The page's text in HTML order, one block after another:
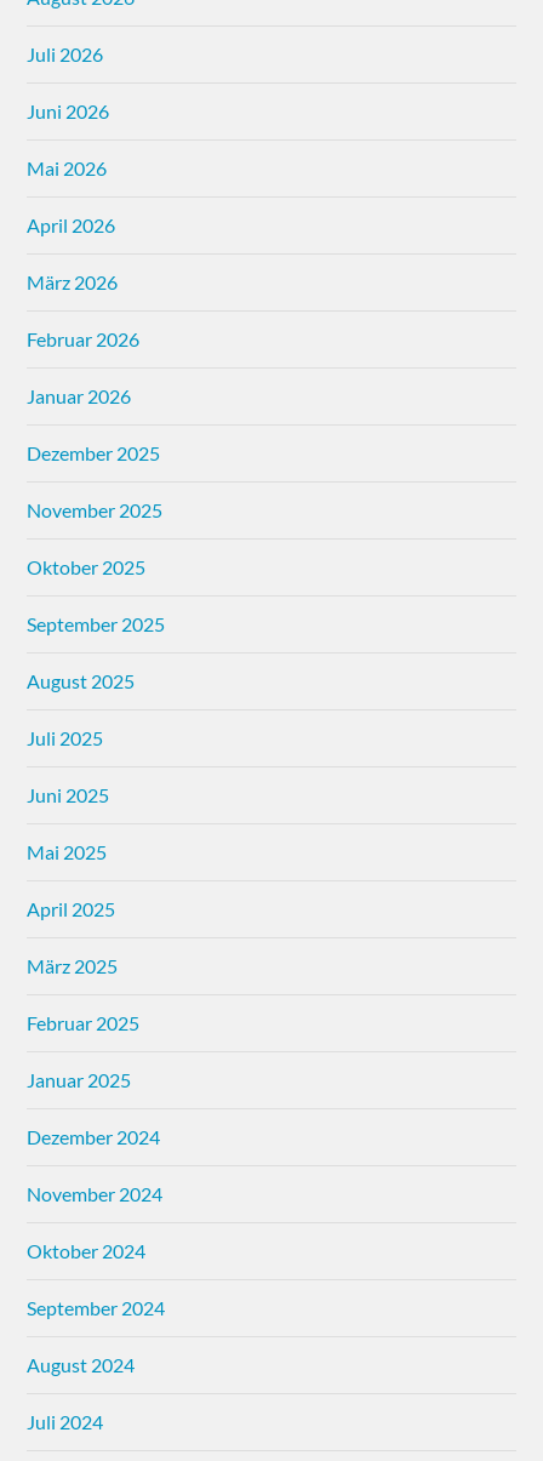
Juli 2026
Juni 2026
Mai 2026
April 2026
März 2026
Februar 2026
Januar 2026
Dezember 2025
November 2025
Oktober 2025
September 2025
August 2025
Juli 2025
Juni 2025
Mai 2025
April 2025
März 2025
Februar 2025
Januar 2025
Dezember 2024
November 2024
Oktober 2024
September 2024
August 2024
Juli 2024